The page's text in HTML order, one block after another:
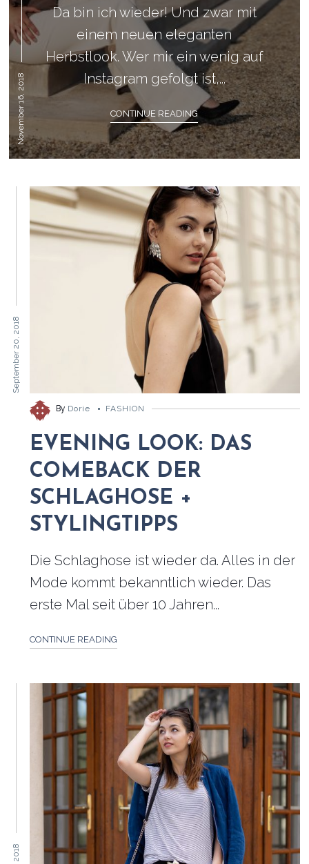
November 16, 2018
Da bin ich wieder! Und zwar mit
einem neuen eleganten
Herbstlook. Wer mir ein wenig auf
Instagram gefolgt ist,...
CONTINUE READING
September 20, 2018
By Dorie FASHION
EVENING LOOK: DAS
COMEBACK DER
SCHLAGHOSE +
STYLINGTIPPS
Die Schlaghose ist wieder da. Alles in der
Mode kommt bekanntlich wieder. Das
erste Mal seit über 10 Jahren...
CONTINUE READING